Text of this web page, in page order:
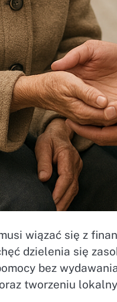
wiązać się z
dzielenia się
bez
tworzeniu